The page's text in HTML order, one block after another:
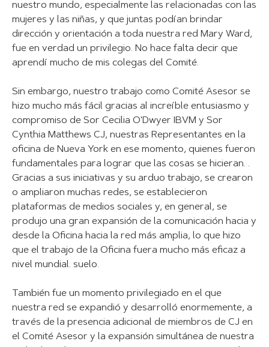
nuestro mundo, especialmente las relacionadas con las
mujeres y las niñas, y que juntas podían brindar
dirección y orientación a toda nuestra red Mary Ward,
fue en verdad un privilegio. No hace falta decir que
aprendí mucho de mis colegas del Comité.
Sin embargo, nuestro trabajo como Comité Asesor se
hizo mucho más fácil gracias al increíble entusiasmo y
compromiso de Sor Cecilia O'Dwyer IBVM y Sor
Cynthia Matthews CJ, nuestras Representantes en la
oficina de Nueva York en ese momento, quienes fueron
fundamentales para lograr que las cosas se hicieran. .
Gracias a sus iniciativas y su arduo trabajo, se crearon
o ampliaron muchas redes, se establecieron
plataformas de medios sociales y, en general, se
produjo una gran expansión de la comunicación hacia y
desde la Oficina hacia la red más amplia, lo que hizo
que el trabajo de la Oficina fuera mucho más eficaz a
nivel mundial. suelo.
También fue un momento privilegiado en el que
nuestra red se expandió y desarrolló enormemente, a
través de la presencia adicional de miembros de CJ en
el Comité Asesor y la expansión simultánea de nuestra